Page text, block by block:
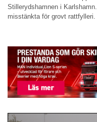
Stillerydshamnen i
misstänkta för grovt rattfylleri.